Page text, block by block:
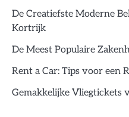
De Creatiefste Moderne
Kortrijk
De Meest Populaire
Rent a Car: Tips voor een
Gemakkelijke Vliegtickets